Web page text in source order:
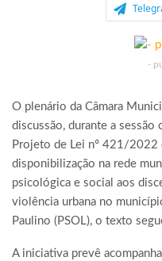
-
O plenário da Câmara
discussão, durante a sessão
Projeto de Lei n° 421/2022
disponibilização na rede
psicológica e social aos
violência urbana no
Paulino (PSOL), o texto
A iniciativa prevê